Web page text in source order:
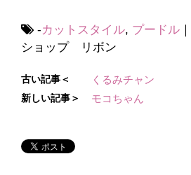
-カットスタイル, プードル
ショップ リボン
古い記事＜ くるみチャン
新しい記事＞ モコちゃん